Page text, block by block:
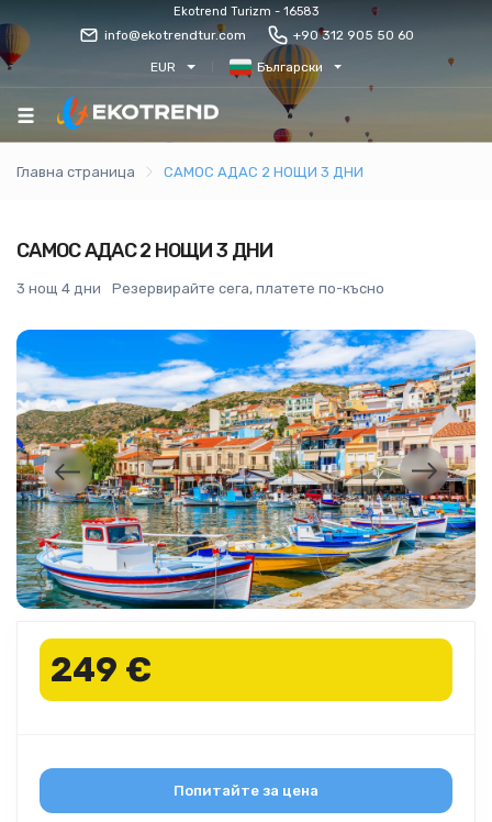
Ekotrend Turizm - 16583
info@ekotrendtur.com +90 312 905 50 60
EUR Български
Главна страница САМОС АДАС 2 НОЩИ 3 ДНИ
САМОС АДАС 2 НОЩИ 3 ДНИ
3 нощ 4 дни Резервирайте сега, платете по-късно
249 €
Попитайте за цена